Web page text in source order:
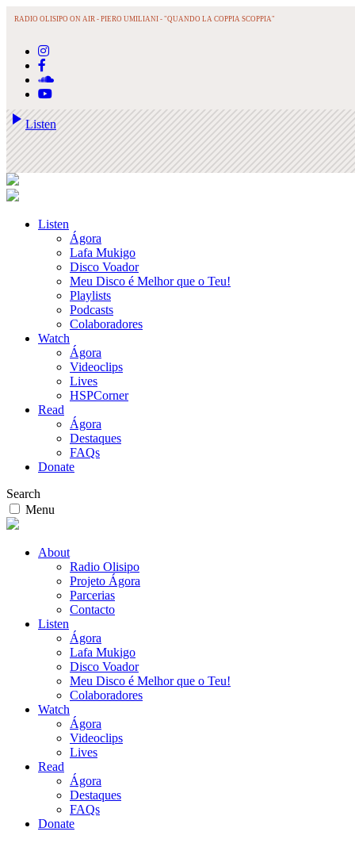
play_arrowListen
RADIO OLISIPO ON AIR - PIERO UMILIANI - "QUANDO LA COPPIA SCOPPIA"
Listen
Ágora
Lafa Mukigo
Disco Voador
Meu Disco é Melhor que o Teu!
Playlists
Podcasts
Colaboradores
Watch
Ágora
Videoclips
Lives
HSPCorner
Read
Ágora
Destaques
FAQs
Donate
Search
Menu
About
Radio Olisipo
Projeto Ágora
Parcerias
Contacto
Listen
Ágora
Lafa Mukigo
Disco Voador
Meu Disco é Melhor que o Teu!
Colaboradores
Watch
Ágora
Videoclips
Lives
Read
Ágora
Destaques
FAQs
Donate